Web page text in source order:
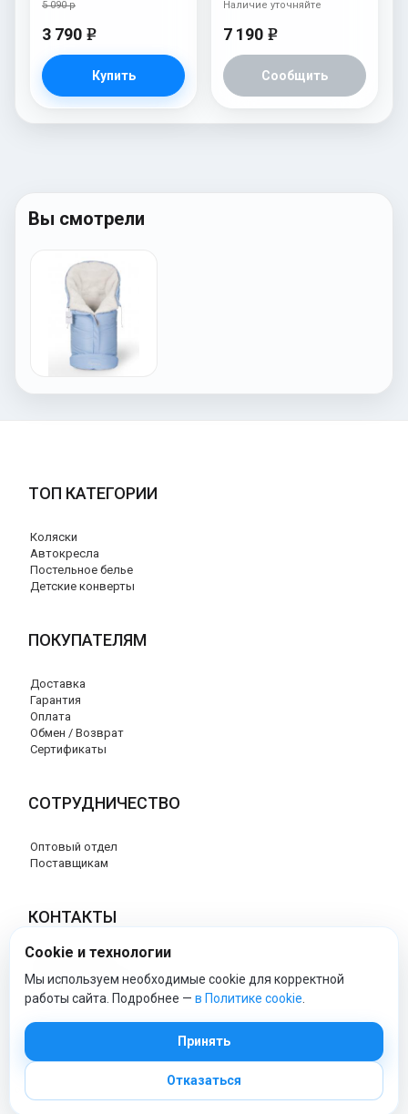
5 090 р
3 790 e
Купить
7 190 e
Сообщить
Наличие уточняйте
Вы смотрели
ТОП КАТЕГОРИИ
Коляски
Автокресла
Постельное белье
Детские конверты
ПОКУПАТЕЛЯМ
Доставка
Гарантия
Оплата
Обмен / Возврат
Сертификаты
СОТРУДНИЧЕСТВО
Оптовый отдел
Поставщикам
КОНТАКТЫ
8 (800) 707-76-34
info@esspero-market.ru
© 2026 Esspero-market.ru
Политика обработки персональных данных
| Политика cookie
Cookie и технологии
Мы используем необходимые cookie для корректной
работы сайта. Подробнее — в Политике cookie
Принять
Отказаться